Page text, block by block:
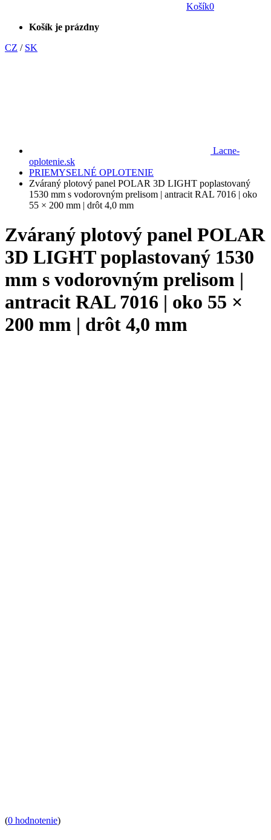
Košík0
Košík je prázdny
CZ / SK
Lacne-
oplotenie.sk
PRIEMYSELNÉ OPLOTENIE
Zváraný plotový panel POLAR 3D LIGHT poplastovaný
1530 mm s vodorovným prelisom | antracit RAL 7016 | oko
55 × 200 mm | drôt 4,0 mm
Zváraný plotový panel POLAR
3D LIGHT poplastovaný 1530
mm s vodorovným prelisom |
antracit RAL 7016 | oko 55 ×
200 mm | drôt 4,0 mm
(0 hodnotenie)